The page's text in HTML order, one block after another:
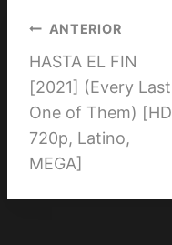
Navegación
de
entradas
ANTERIOR
HASTA EL FIN
[2021] (Every Last
One of Them) [HD
720p, Latino,
MEGA]